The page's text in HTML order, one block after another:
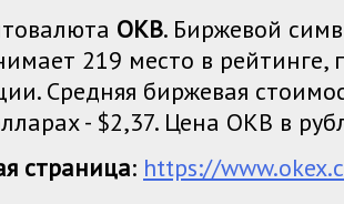
OKB. Биржевой
219 место в
Средняя биржевая
- $2,37. Цена OKB в
страница: https://